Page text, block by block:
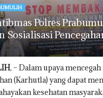
Polres
Sosialisasi
, – Dalam upaya
(Karhutla) yang dapat
kesehatan